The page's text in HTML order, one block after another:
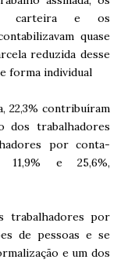
carteira e os
quase
reduzida desse
forma individual
22,3% contribuíram
dos trabalhadores
por conta-
e 25,6%,
trabalhadores por
de pessoas e se
e um dos